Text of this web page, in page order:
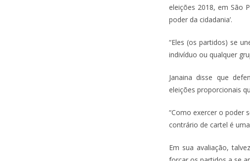
eleições 2018, em São
poder da cidadania’.
“Eles (os partidos) se
indivíduo ou qualquer
Janaina disse que
eleições proporcionais
“Como exercer o poder
contrário de cartel é
Em sua avaliação,